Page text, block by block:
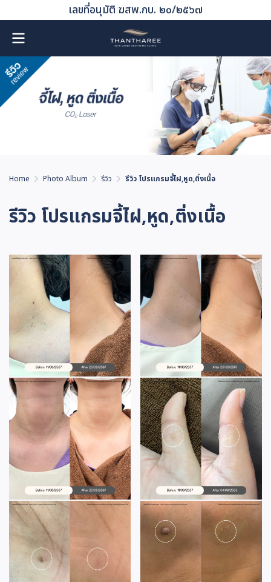
เลขที่อนุมัติ ฆสพ.กบ. ๒๐/๒๕๖๗
Home Photo Album รีวิว รีวิว โปรแกรมจี้ไฝ,หูด,ติ่งเนื้อ
รีวิว โปรแกรมจี้ไฝ,หูด,ติ่งเนื้อ